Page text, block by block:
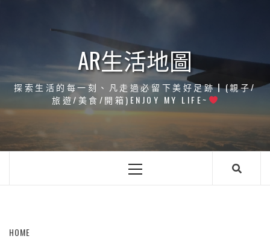
AR生活地圖
探索生活的每一刻、凡走過必留下美好足跡┃(親子/
旅遊/美食/開箱)ENJOY MY LIFE~
Primary
HOME